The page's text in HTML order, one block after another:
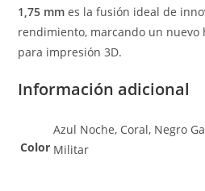
1,75 mm es la fusión ideal de
rendimiento, marcando un nuevo
para impresión 3D.
Información adicional
Color
Azul Noche, Coral, Negro
Militar